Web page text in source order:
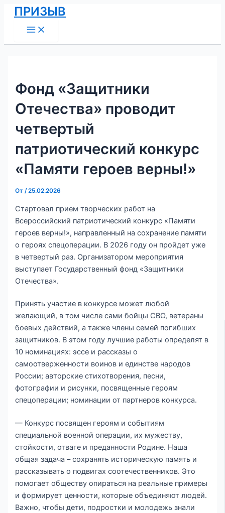
Перейти
содержимому
ПРИЗЫВ
Menu
Фонд «Защитники
Отечества» проводит
четвертый
патриотический конкурс
«Памяти героев верны!»
От/25.02.2026
Стартовал прием творческих работ на
Всероссийский патриотический конкурс «Памяти
героев верны!», направленный на сохранение памяти
о героях спецоперации. В 2026 году он пройдет уже
в четвертый раз. Организатором мероприятия
выступает Государственный фонд «Защитники
Отечества».
Принять участие в конкурсе может любой
желающий, в том числе сами бойцы СВО, ветераны
боевых действий, а также члены семей погибших
защитников. В этом году лучшие работы определят в
10 номинациях: эссе и рассказы о
самоотверженности воинов и единстве народов
России; авторские стихотворения, песни,
фотографии и рисунки, посвященные героям
спецоперации; номинации от партнеров конкурса.
— Конкурс посвящен героям и событиям
специальной военной операции, их мужеству,
стойкости, отваге и преданности Родине. Наша
общая задача – сохранять историческую память и
рассказывать о подвигах соотечественников. Это
помогает обществу опираться на реальные примеры
и формирует ценности, которые объединяют людей.
Важно, чтобы дети, подростки и молодежь знали
Навигация
по
записям